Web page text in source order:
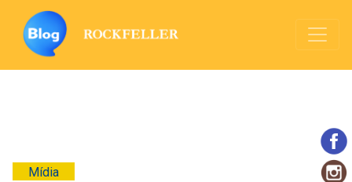
Mídia